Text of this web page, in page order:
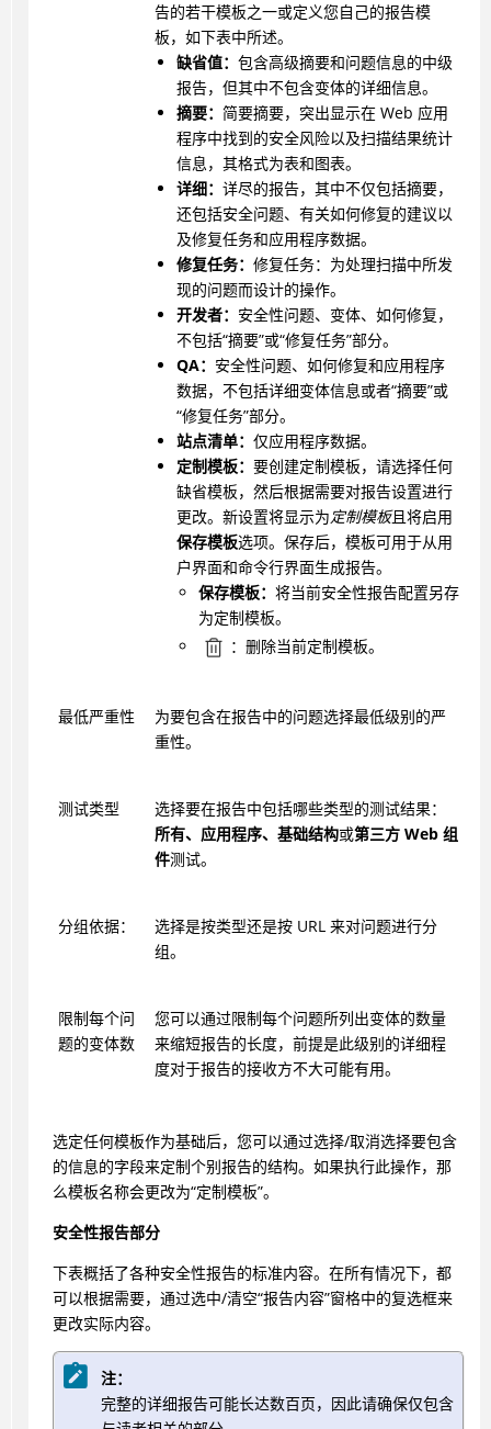
告的若干模板之一或定义您自己的报告模
板，如下表中所述。
缺省值： 包含高级摘要和问题信息的中级
报告，但其中不包含变体的详细信息。
摘要： 简要摘要，突出显示在 Web 应用
程序中找到的安全风险以及扫描结果统计
信息，其格式为表和图表。
详细： 详尽的报告，其中不仅包括摘要，
还包括安全问题、有关如何修复的建议以
及修复任务和应用程序数据。
修复任务： 修复任务：为处理扫描中所发
现的问题而设计的操作。
开发者： 安全性问题、变体、如何修复，
不包括“摘要”或“修复任务”部分。
QA： 安全性问题、如何修复和应用程序
数据，不包括详细变体信息或者“摘要”或
“修复任务”部分。
站点清单： 仅应用程序数据。
定制模板： 要创建定制模板，请选择任何
缺省模板，然后根据需要对报告设置进行
更改。新设置将显示为定制模板且将启用
保存模板选项。保存后，模板可用于从用
户界面和命令行界面生成报告。
保存模板： 将当前安全性报告配置另存
为定制模板。
：删除当前定制模板。
最低严重性
为要包含在报告中的问题选择最低级别的严
重性。
测试类型
选择要在报告中包括哪些类型的测试结果：
所有、应用程序、基础结构或第三方 Web 组
件测试。
分组依据：
选择是按类型还是按 URL 来对问题进行分
组。
限制每个问
题的变体数
您可以通过限制每个问题所列出变体的数量
来缩短报告的长度，前提是此级别的详细程
度对于报告的接收方不大可能有用。
选定任何模板作为基础后，您可以通过选择/取消选择要包含
的信息的字段来定制个别报告的结构。如果执行此操作，那
么模板名称会更改为“定制模板”。
安全性报告部分
下表概括了各种安全性报告的标准内容。在所有情况下，都
可以根据需要，通过选中/清空“报告内容”窗格中的复选框来
更改实际内容。
注：
完整的详细报告可能长达数百页，因此请确保仅包含